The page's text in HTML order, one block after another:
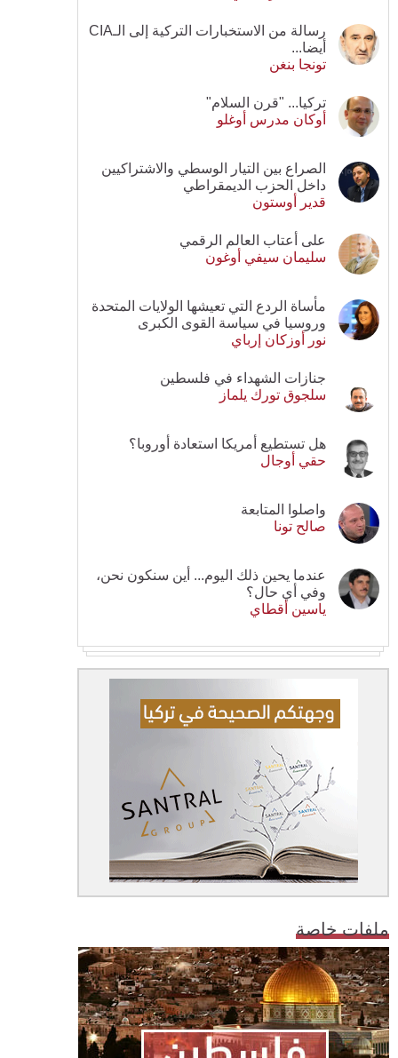
رسالة من الاستخبارات التركية إلى الـCIA
أيضا...
تونجا بنغن
تركيا... "قرن السلام"
أوكان مدرس أوغلو
الصراع بين التيار الوسطي والاشتراكيين
داخل الحزب الديمقراطي
قدير أوستون
على أعتاب العالم الرقمي
سليمان سيفي أوغون
مأساة الردع التي تعيشها الولايات المتحدة
وروسيا في سياسة القوى الكبرى
نور أوزكان إرباي
جنازات الشهداء في فلسطين
سلجوق تورك يلماز
هل تستطيع أمريكا استعادة أوروبا؟
حقي أوجال
واصلوا المتابعة
صالح تونا
عندما يحين ذلك اليوم... أين سنكون نحن،
وفي أي حال؟
ياسين أقطاي
ملفات خاصة